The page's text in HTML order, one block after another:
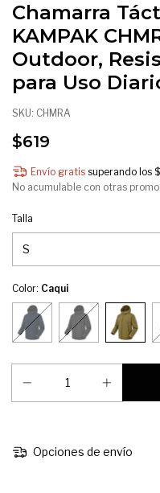
Chamarra
KAMPAK
Outdoor,
para Uso
SKU: CHMRA
$619
Envío gratis superando los
No acumulable con otras
Talla
Color: Caqui
Opciones de envío